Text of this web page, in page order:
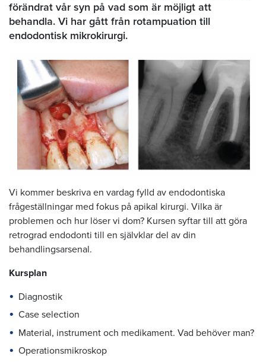
förändrat vår syn på vad som är möjligt att
behandla. Vi har gått från rotampuation till
endodontisk mikrokirurgi.
Vi kommer beskriva en vardag fylld av endodontiska
frågeställningar med fokus på apikal kirurgi. Vilka är
problemen och hur löser vi dom? Kursen syftar till att göra
retrograd endodonti till en självklar del av din
behandlingsarsenal.
Kursplan
Diagnostik
Case selection
Material, instrument och medikament. Vad behöver man?
Operationsmikroskop